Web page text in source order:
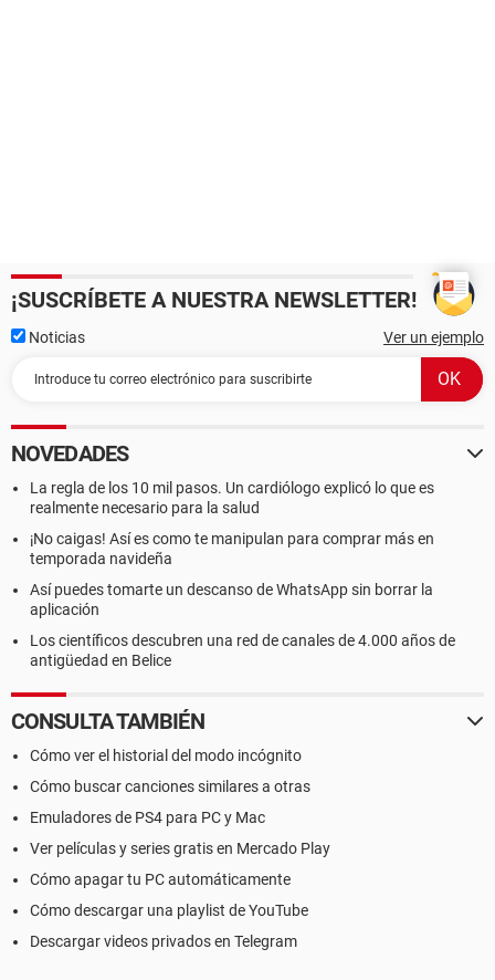
¡SUSCRÍBETE A NUESTRA NEWSLETTER!
Noticias Ver un ejemplo
NOVEDADES
La regla de los 10 mil pasos. Un cardiólogo explicó lo que es
realmente necesario para la salud
¡No caigas! Así es como te manipulan para comprar más en
temporada navideña
Así puedes tomarte un descanso de WhatsApp sin borrar la
aplicación
Los científicos descubren una red de canales de 4.000 años de
antigüedad en Belice
CONSULTA TAMBIÉN
Cómo ver el historial del modo incógnito
Cómo buscar canciones similares a otras
Emuladores de PS4 para PC y Mac
Ver películas y series gratis en Mercado Play
Cómo apagar tu PC automáticamente
Cómo descargar una playlist de YouTube
Descargar videos privados en Telegram